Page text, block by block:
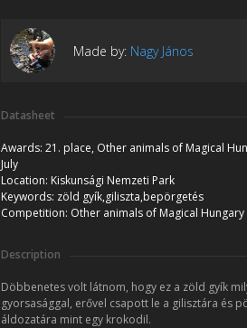
Made by: Nagy János
Datasheet
Awards: 21. place, Other animals of Magical
July
Location: Kiskunsági Nemzeti Park
Keywords: zöld gyík,giliszta,bepörgetés
Competition: Other animals of Magical Hungary
Description
Döbbenetes volt látnom, hogy ez a zöld gyík
gyorsasággal, erővel csapott le a gilisztára és
áldozatára mint egy krokodil.